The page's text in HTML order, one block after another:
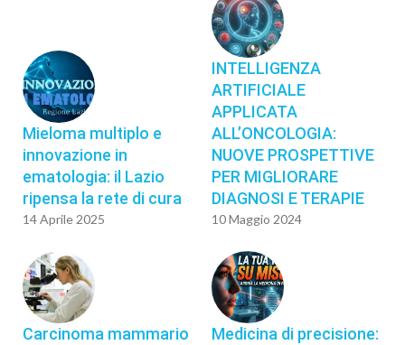
Mieloma multiplo e
innovazione in
ematologia: il Lazio
ripensa la rete di cura
14 Aprile 2025
INTELLIGENZA
ARTIFICIALE
APPLICATA
ALL’ONCOLOGIA:
NUOVE PROSPETTIVE
PER MIGLIORARE
DIAGNOSI E TERAPIE
10 Maggio 2024
Carcinoma mammario
Medicina di precisione: